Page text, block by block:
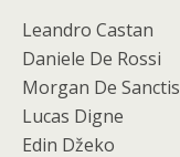
Leandro Castan
Daniele De Rossi
Morgan De Sanctis
Lucas Digne
Edin Džeko